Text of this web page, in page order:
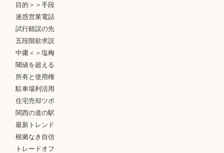
目的＞＞手段
迷惑営業電話
試行錯誤の先
五段階欲求説
中庸＜＞塩梅
閾値を超える
所有と使用権
駐車場利活用
住宅売却ツボ
関西の道の駅
最新トレンド
根拠なき自信
トレードオフ